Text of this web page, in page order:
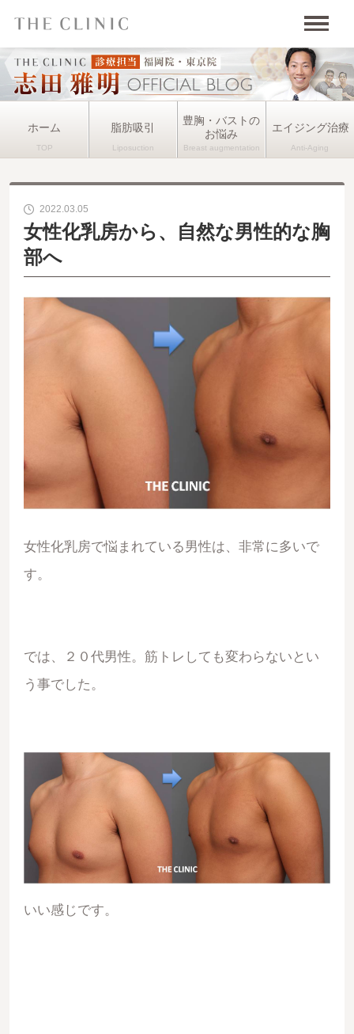
ホーム 脂肪吸引
豊胸・バストの
お悩み
エイジング治療
2022.03.05
女性化乳房から、自然な男性的な胸
部へ
女性化乳房で悩まれている男性は、非常に多いで
す。
では、２０代男性。筋トレしても変わらないとい
う事でした。
いい感じです。